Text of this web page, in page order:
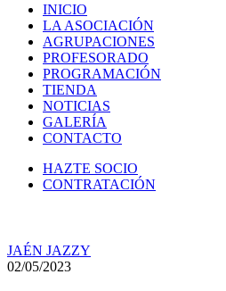
INICIO
LA ASOCIACIÓN
AGRUPACIONES
PROFESORADO
PROGRAMACIÓN
TIENDA
NOTICIAS
GALERÍA
CONTACTO
HAZTE SOCIO
CONTRATACIÓN
JAÉN JAZZY
02/05/2023